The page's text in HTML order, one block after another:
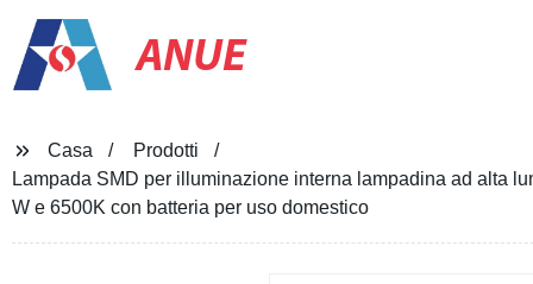
ANUE
Casa
Prodotti
Lampada SMD per illuminazione interna lampadina ad alta
W e 6500K con batteria per uso domestico